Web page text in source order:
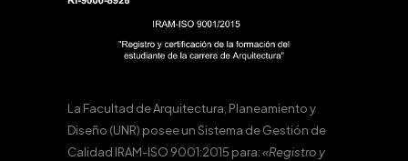
La Facultad de Arquitectura, Planeamiento y
Diseño (UNR) posee un Sistema de Gestión de
Calidad IRAM-ISO 9001:2015 para:«Registro y